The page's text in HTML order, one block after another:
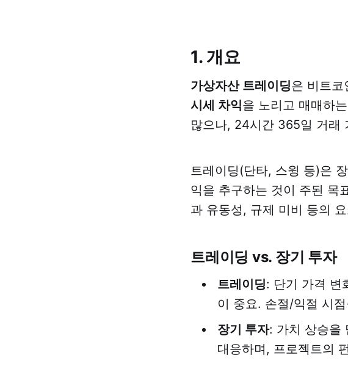
1. 개요
가상자산 트레이딩은 비트코
시세 차익을 노리고 매매하
많으나, 24시간 365일 거래
트레이딩(단타, 스윙 등)은
익을 추구하는 것이 주된 목
과 유동성, 규제 미비 등의
트레이딩 vs. 장기 투자
트레이딩: 단기 가격 변
이 중요. 손절/익절 시
장기 투자: 가치 상승을
대응하며, 프로젝트의